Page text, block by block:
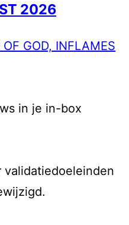
2026
GOD, INFLAMES
in je in-box